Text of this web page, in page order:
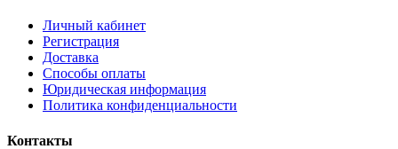
Личный кабинет
Регистрация
Доставка
Способы оплаты
Юридическая информация
Политика конфиденциальности
Контакты